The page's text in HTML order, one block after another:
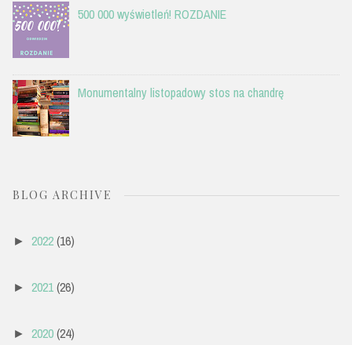
500 000 wyświetleń! ROZDANIE
Monumentalny listopadowy stos na chandrę
BLOG ARCHIVE
► 2022(16)
► 2021(26)
► 2020(24)